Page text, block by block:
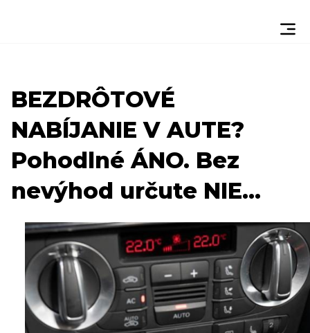
BEZDRÔTOVÉ
NABÍJANIE V AUTE?
Pohodlné ÁNO. Bez
nevýhod určute NIE...